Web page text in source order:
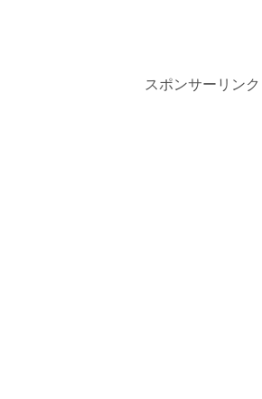
スポンサーリンク